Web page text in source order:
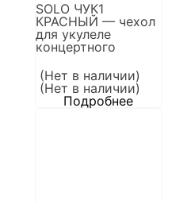
SOLO ЧУК1
КРАСНЫЙ — чехол
для укулеле
концертного
(Нет в наличии)
(Нет в наличии)
Подробнее